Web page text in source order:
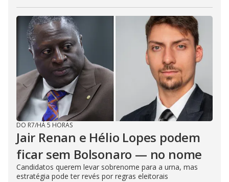
DO R7/HÁ 5 HORAS
Jair Renan e Hélio Lopes podem
ficar sem Bolsonaro — no nome
Candidatos querem levar sobrenome para a urna, mas
estratégia pode ter revés por regras eleitorais